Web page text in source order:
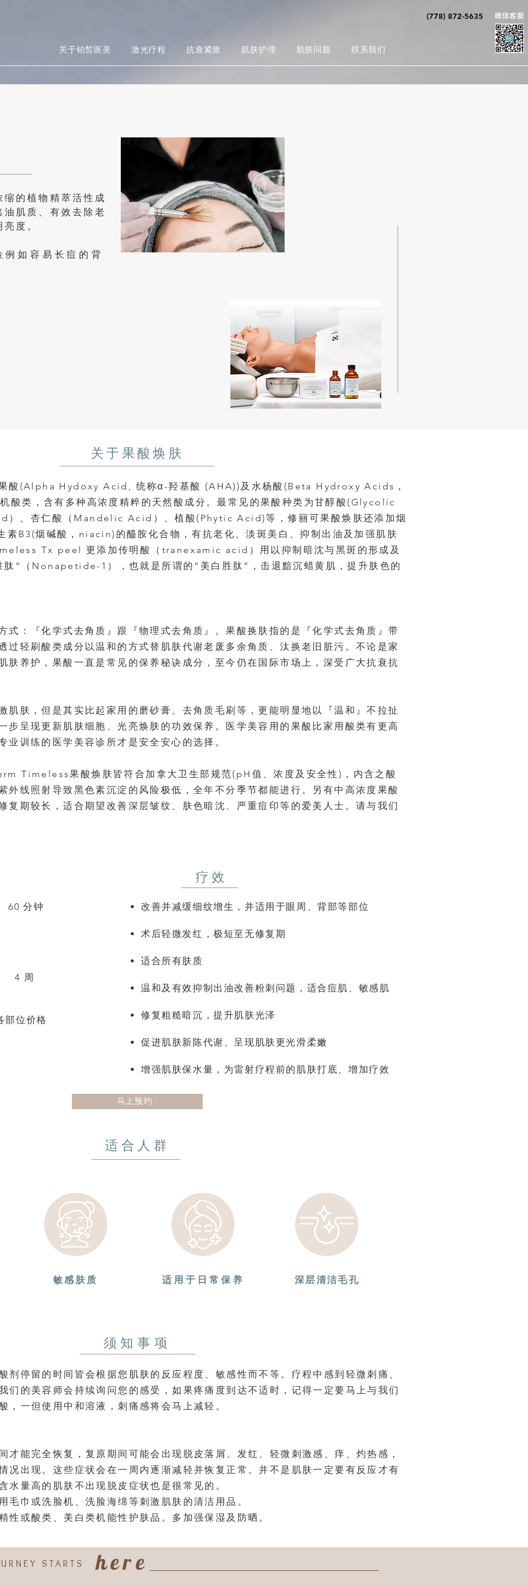
关于铂皙医美 激光疗程 抗衰紧致 肌肤护理 肌肤问题 联系我们
(778) 872-5635 ​微信客服
的植物精萃活性成
肌质、有效去除老
度。
如容易长痘的背
关于果酸焕肤
果酸(Alpha Hydoxy Acid, 统称α-羟基酸 (AHA))及水杨酸(Beta Hydroxy Acids，
酸类，含有多种高浓度精粹的天然酸成分。最常见的果酸种类为甘醇酸(Glycolic
、杏仁酸（Mandelic Acid）、植酸(Phytic Acid)等，修丽可果酸焕肤还添加烟
B3(烟碱酸，niacin)的醯胺化合物，有抗老化、淡斑美白、抑制出油及加强肌肤
Tx peel 更添加传明酸（tranexamic acid）用以抑制暗沈与黑斑的形成及
肽”（Nonapetide-1），也就是所谓的“美白胜肽”，击退黯沉蜡黄肌，提升肤色的
式：『化学式去角质』跟『物理式去角质』。果酸换肤指的是『化学式去角质』带
过轻刷酸类成分以温和的方式替肌肤代谢老废多余角质、汰换老旧脏污。不论是家
肤养护，果酸一直是常见的保养秘诀成分，至今仍在国际市场上，深受广大抗衰抗
肌肤，但是其实比起家用的磨砂膏、去角质毛刷等，更能明显地以『温和』不拉扯
步呈现更新肌肤细胞、光亮焕肤的功效保养。医学美容用的果酸比家用酸类有更高
业训练的医学美容诊所才是安全安心的选择。
Timeless果酸焕肤皆符合加拿大卫生部规范(pH值、浓度及安全性)，内含之酸
外线照射导致黑色素沉淀的风险极低，全年不分季节都能进行。另有中高浓度果酸
复期较长，适合期望改善深层皱纹、肤色暗沈、严重痘印等的爱美人士。请与我们
钟
部位价格
疗效
改善并减缓细纹增生，并适用于眼周、背部等部位
术后轻微发红，极短至无修复期
适合所有肤质
温和及有效抑制出油改善粉刺问题，适合痘肌、敏感肌
修复粗糙暗沉，提升肌肤光泽
促进肌肤新陈代谢、呈现肌肤更光滑柔嫩
增强肌肤保水量，为雷射疗程前的肌肤打底、增加疗效
马上预约
适合人群
敏感肤质 适用于日常保养 深层清洁毛孔
须知事项
剂停留的时间皆会根据您肌肤的反应程度、敏感性而不等。疗程中感到轻微刺痛、
们的美容师会持续询问您的感受，如果疼痛度到达不适时，记得一定要马上与我们
，一但使用中和溶液，刺痛感将会马上减轻。
才能完全恢复，复原期间可能会出现脱皮落屑、发红、轻微刺激感、痒、灼热感，
况出现。这些症状会在一周内逐渐减轻并恢复正常。并不是肌肤一定要有反应才有
水量高的肌肤不出现脱皮症状也是很常见的。
毛巾或洗脸机、洗脸海绵等刺激肌肤的清洁用品。
性或酸类、美白类机能性护肤品。多加强保湿及防晒。
STARTS here